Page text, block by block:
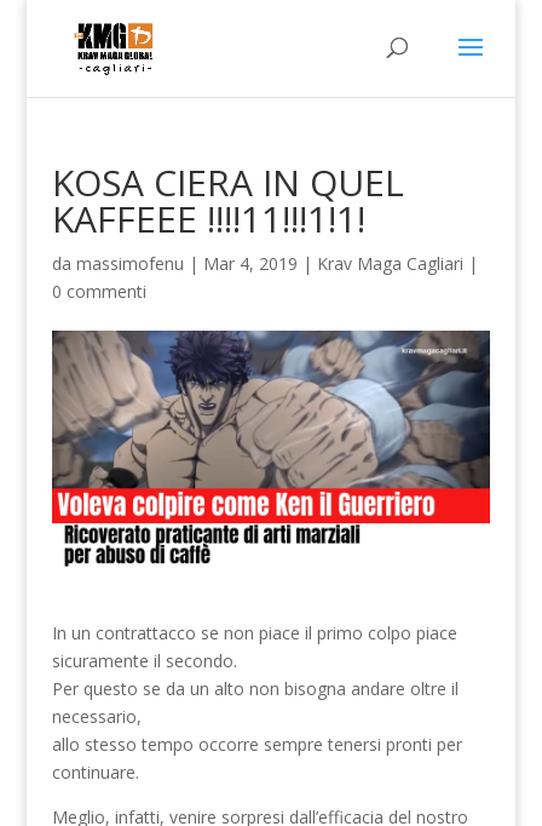
KOSA CIERA IN QUEL
KAFFEEE !!!!11!!!1!1!
da massimofenu | Mar 4, 2019 | Krav Maga Cagliari |
0 commenti
In un contrattacco se non piace il primo colpo piace
sicuramente il secondo.
Per questo se da un alto non bisogna andare oltre il
necessario,
allo stesso tempo occorre sempre tenersi pronti per
continuare.
Meglio, infatti, venire sorpresi dall’efficacia del nostro